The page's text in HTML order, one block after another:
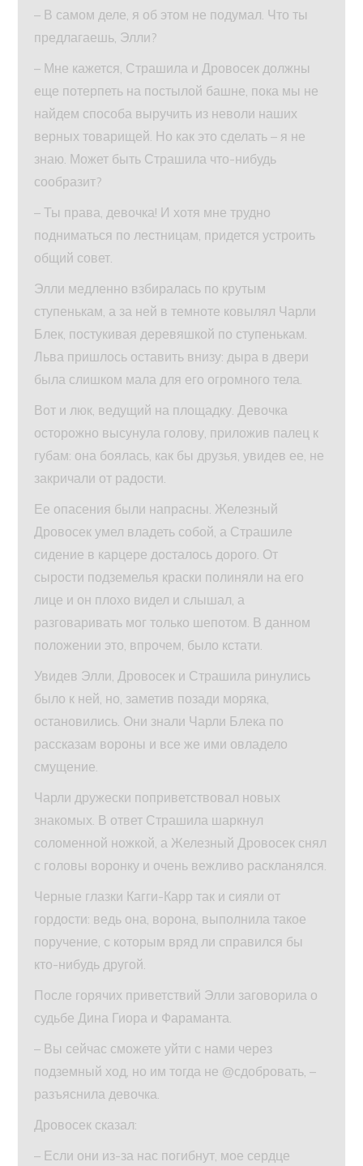
– В самом деле, я об этом не подумал. Что ты
предлагаешь, Элли?
– Мне кажется, Страшила и Дровосек должны
еще потерпеть на постылой башне, пока мы не
найдем способа выручить из неволи наших
верных товарищей. Но как это сделать – я не
знаю. Может быть Страшила что-нибудь
сообразит?
– Ты права, девочка! И хотя мне трудно
подниматься по лестницам, придется устроить
общий совет.
Элли медленно взбиралась по крутым
ступенькам, а за ней в темноте ковылял Чарли
Блек, постукивая деревяшкой по ступенькам.
Льва пришлось оставить внизу: дыра в двери
была слишком мала для его огромного тела.
Вот и люк, ведущий на площадку. Девочка
осторожно высунула голову, приложив палец к
губам: она боялась, как бы друзья, увидев ее, не
закричали от радости.
Ее опасения были напрасны. Железный
Дровосек умел владеть собой, а Страшиле
сидение в карцере досталось дорого. От
сырости подземелья краски полиняли на его
лице и он плохо видел и слышал, а
разговаривать мог только шепотом. В данном
положении это, впрочем, было кстати.
Увидев Элли, Дровосек и Страшила ринулись
было к ней, но, заметив позади моряка,
остановились. Они знали Чарли Блека по
рассказам вороны и все же ими овладело
смущение.
Чарли дружески поприветствовал новых
знакомых. В ответ Страшила шаркнул
соломенной ножкой, а Железный Дровосек снял
с головы воронку и очень вежливо раскланялся.
Черные глазки Кагги-Карр так и сияли от
гордости: ведь она, ворона, выполнила такое
поручение, с которым вряд ли справился бы
кто-нибудь другой.
После горячих приветствий Элли заговорила о
судьбе Дина Гиора и Фараманта.
– Вы сейчас сможете уйти с нами через
подземный ход, но им тогда не @сдобровать, –
разъяснила девочка.
Дровосек сказал:
– Если они из-за нас погибнут, мое сердце